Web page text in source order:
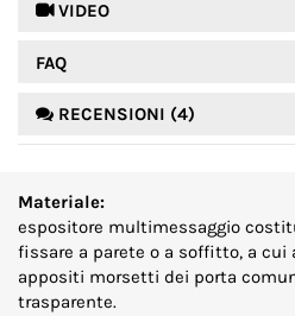
 VIDEO
FAQ
RECENSIONI (4)
Materiale:
espositore multimessaggio
fissare a parete o a soffitto, a cui
appositi morsetti dei porta
trasparente.